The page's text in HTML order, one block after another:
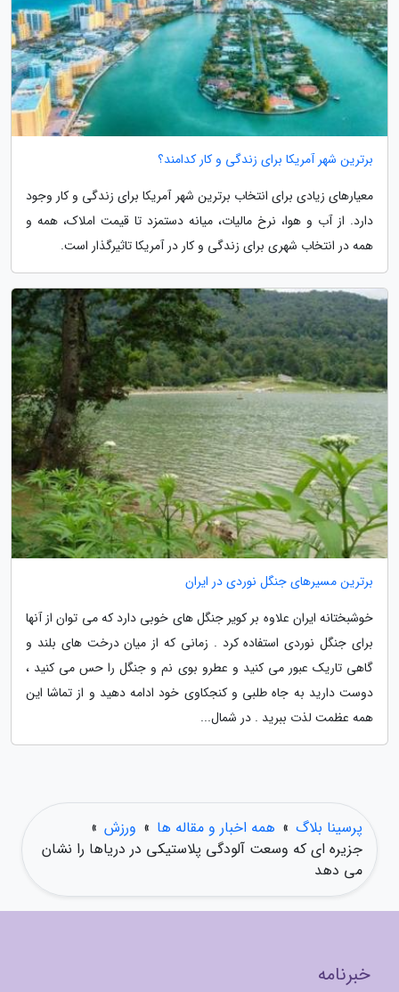
برترین شهر آمریکا برای زندگی و کار کدامند؟
معیارهای زیادی برای انتخاب برترین شهر آمریکا برای زندگی و کار وجود
دارد. از آب و هوا، نرخ مالیات، میانه دستمزد تا قیمت املاک، همه و
همه در انتخاب شهری برای زندگی و کار در آمریکا تاثیرگذار است.
برترین مسیرهای جنگل نوردی در ایران
خوشبختانه ایران علاوه بر کویر جنگل های خوبی دارد که می توان از آنها
برای جنگل نوردی استفاده کرد . زمانی که از میان درخت های بلند و
گاهی تاریک عبور می کنید و عطرو بوی نم و جنگل را حس می کنید ،
دوست دارید به جاه طلبی و کنجکاوی خود ادامه دهید و از تماشا این
همه عظمت لذت ببرید . در شمال...
پرسینا بلاگ » همه اخبار و مقاله ها » ورزش »
جزیره ای که وسعت آلودگی پلاستیکی در دریاها را نشان
می دهد
خبرنامه